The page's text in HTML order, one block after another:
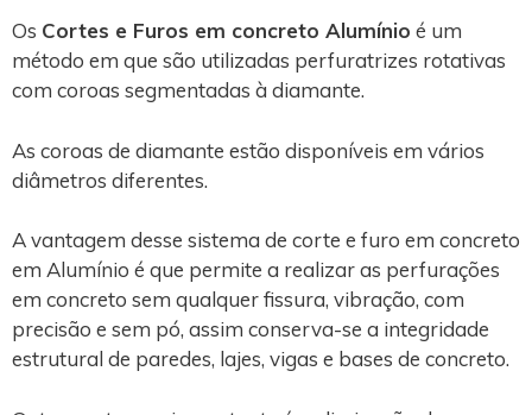
Os Cortes e Furos em concreto Alumínio é um
método em que são utilizadas perfuratrizes rotativas
com coroas segmentadas à diamante.
As coroas de diamante estão disponíveis em vários
diâmetros diferentes.
A vantagem desse sistema de corte e furo em concreto
em Alumínio é que permite a realizar as perfurações
em concreto sem qualquer fissura, vibração, com
precisão e sem pó, assim conserva-se a integridade
estrutural de paredes, lajes, vigas e bases de concreto.